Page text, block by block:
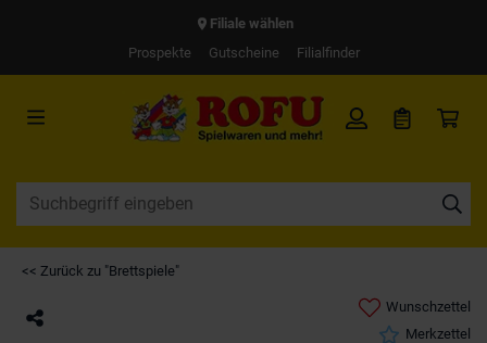
Filiale wählen
Prospekte
Gutscheine Filialfinder
<< Zurück zu "Brettspiele"
Wunschzettel
Merkzettel